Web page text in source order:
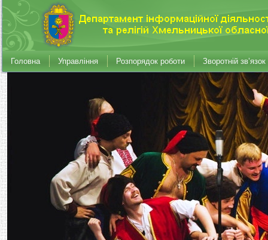
Головна Управління Розпорядок роботи Зворотній зв’язок